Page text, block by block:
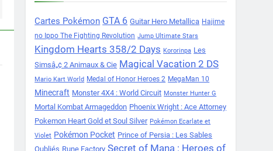
Cartes Pokémon GTA 6 Guitar Hero Metallica Hajime
no Ippo The Fighting Revolution Jump Ultimate Stars
Kingdom Hearts 358/2 Days Kororinpa Les
Simsâ„¢ 2 Animaux & Cie Magical Vacation 2 DS
Mario Kart World Medal of Honor Heroes 2 MegaMan 10
Minecraft Monster 4X4 : World Circuit Monster Hunter G
Mortal Kombat Armageddon Phoenix Wright : Ace Attorney
Pokemon Heart Gold et Soul Silver Pokémon Ecarlate et
Violet Pokémon Pocket Prince of Persia : Les Sables
Oubliés Rune Factory Secret of Mana : Heroes of